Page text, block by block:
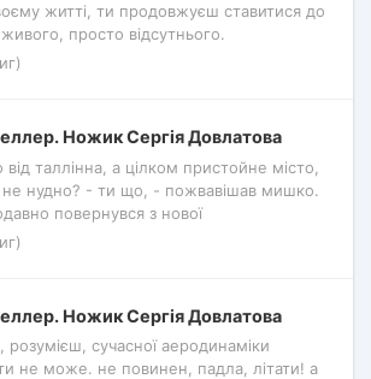
житті, ти продовжуєш ставитися до
просто відсутнього.
Ножик Сергія Довлатова
таллінна, а цілком пристойне місто,
не нудно? - ти що, - пожвавішав мишко.
повернувся з нової
Ножик Сергія Довлатова
розумієш, сучасної аеродинаміки
не може. не повинен, падла, літати! а